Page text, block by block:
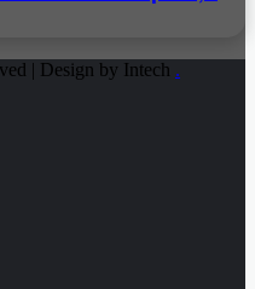
| Design by Intech .